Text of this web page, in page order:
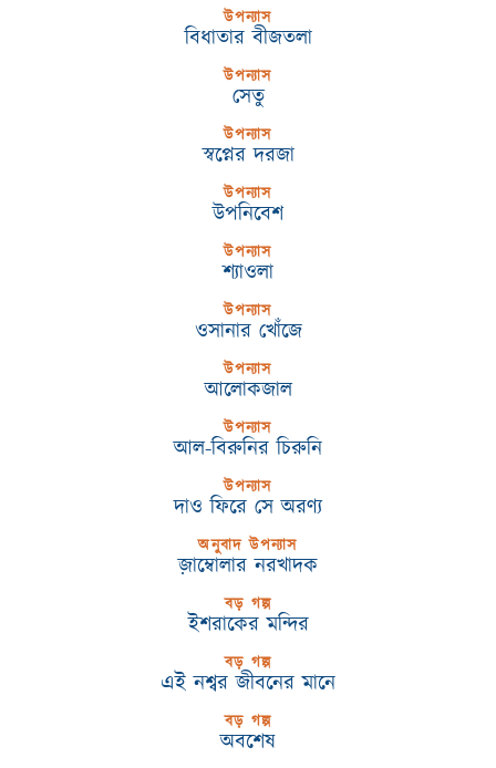
উপন্যাস
বিধাতার বীজতলা
উপন্যাস
সেতু
উপন্যাস
স্বপ্নের দরজা
উপন্যাস
উপনিবেশ
উপন্যাস
শ্যাওলা
উপন্যাস
ওসানার খোঁজে
উপন্যাস
আলোকজাল
উপন্যাস
আল-বিরুনির চিরুনি
উপন্যাস
দাও ফিরে সে অরণ্য
অনুবাদ উপন্যাস
জ়াম্বোলার নরখাদক
বড় গল্প
ইশরাকের মন্দির
বড় গল্প
এই নশ্বর জীবনের মানে
বড় গল্প
অবশেষ